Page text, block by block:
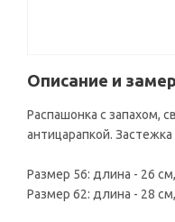
Описание и
Распашонка с запахом,
антицарапкой.
Размер 56: длина - 26
Размер 62: длина - 28